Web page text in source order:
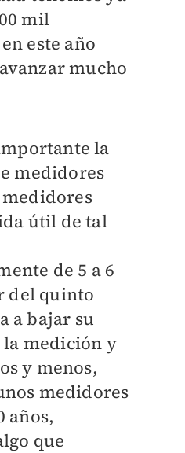
mil
este año
mucho
la
medidores
medidores
útil de tal
de 5 a 6
del quinto
a bajar su
medición y
y menos,
medidores
años,
que